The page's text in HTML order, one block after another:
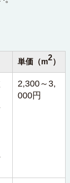
単価（m2）
2,300～3,
000円